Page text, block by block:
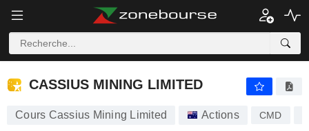
CASSIUS MINING LIMITED
CASSIUS MINING LIMITED
Cours Cassius Mining Limited Actions CMD